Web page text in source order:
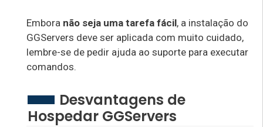
Embora não seja uma tarefa fácil, a instalação do
GGServers deve ser aplicada com muito cuidado,
lembre-se de pedir ajuda ao suporte para executar
comandos.
Desvantagens de
Hospedar GGServers